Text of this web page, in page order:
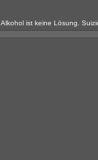
Alkohol ist keine Lösung.